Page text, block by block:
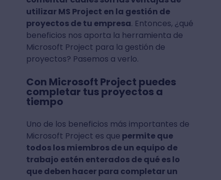
utilizar MS Project en la gestión de
proyectos de tu empresa. Entonces, ¿qué
beneficios nos aporta la herramienta de
Microsoft Project para la gestión de
proyectos? Pasemos a verlo.
Con Microsoft Project puedes
completar tus proyectos a
tiempo
Uno de los beneficios más importantes de
Microsoft Project es que permite que
todos los miembros de un equipo de
trabajo estén enterados de qué es lo
que deben hacer para completar un